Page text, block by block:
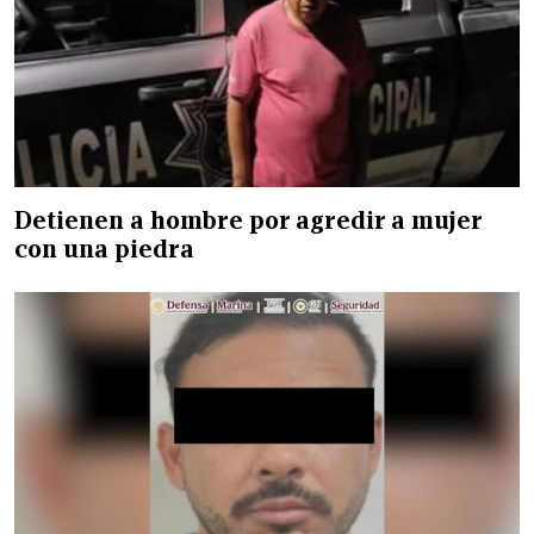
Detienen a hombre por agredir a mujer
con una piedra